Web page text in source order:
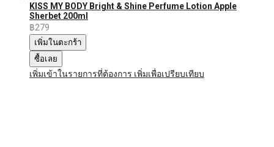
KISS MY BODY Bright & Shine Perfume Lotion Apple
Sherbet 200ml
฿279
เพิ่มในตะกร้า
ซื้อเลย
เพิ่มเข้าในรายการที่ต้องการ เพิ่มเพื่อเปรียบเทียบ